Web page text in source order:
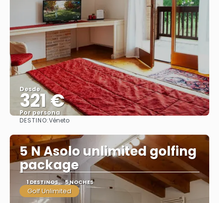
Desde
321 €
Por persona
DESTINO:Véneto
5 N Asolo unlimited golfing
package
1 DESTINOS 5 NOCHES
Golf Unlimited